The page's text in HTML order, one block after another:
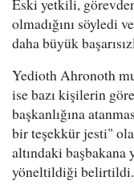
Eski yetkili,
olmadığını söyledi
daha büyük
Yedioth Ahronoth
ise bazı kişilerin
başkanlığına
bir teşekkür jesti"
altındaki
yöneltildiği belirtildi.